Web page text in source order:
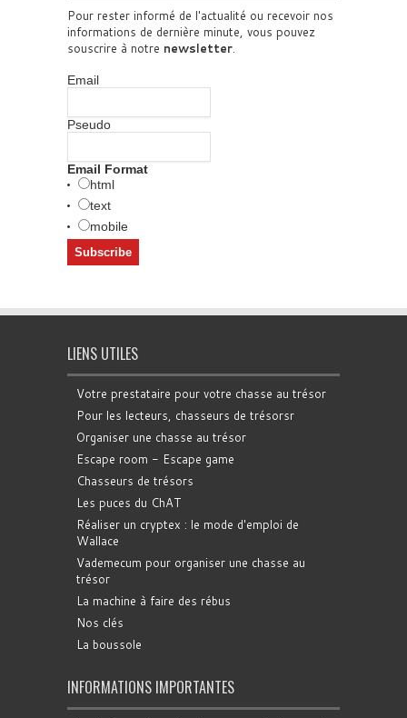
Pour rester informé de l'actualité ou recevoir nos
informations de dernière minute, vous pouvez
souscrire à notre newsletter.
Email
Pseudo
Email Format
html
text
mobile
LIENS UTILES
Votre prestataire pour votre chasse au trésor
Pour les lecteurs, chasseurs de trésorsr
Organiser une chasse au trésor
Escape room - Escape game
Chasseurs de trésors
Les puces du ChAT
Réaliser un cryptex : le mode d'emploi de
Wallace
Vademecum pour organiser une chasse au
trésor
La machine à faire des rébus
Nos clés
La boussole
INFORMATIONS IMPORTANTES